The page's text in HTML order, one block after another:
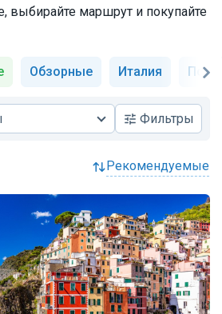
выбирайте маршрут и покупайте
Обзорные Италия
Фильтры
рекомендуемые